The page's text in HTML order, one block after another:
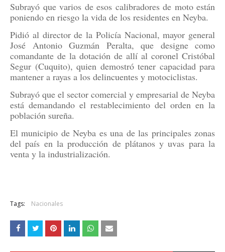
Subrayó que varios de esos calibradores de moto están
poniendo en riesgo la vida de los residentes en Neyba.
Pidió al director de la Policía Nacional, mayor general
José Antonio Guzmán Peralta, que designe como
comandante de la dotación de allí al coronel Cristóbal
Segur (Cuquito), quien demostró tener capacidad para
mantener a rayas a los delincuentes y motociclistas.
Subrayó que el sector comercial y empresarial de Neyba
está demandando el restablecimiento del orden en la
población sureña.
El municipio de Neyba es una de las principales zonas
del país en la producción de plátanos y uvas para la
venta y la industrialización.
Tags: Nacionales